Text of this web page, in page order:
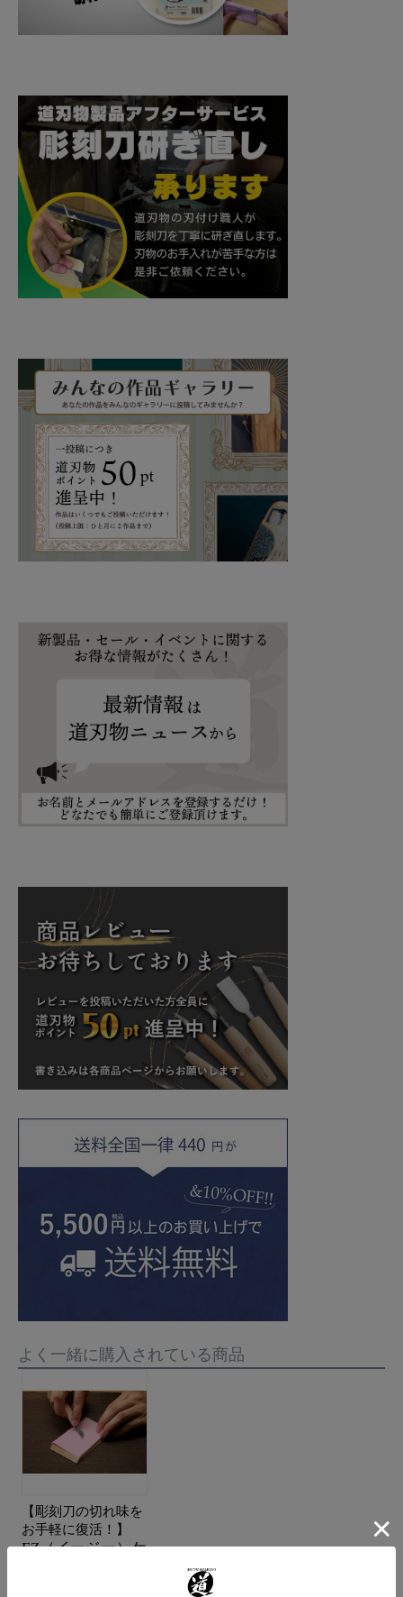
よく一緒に購入されている商品
【彫刻刀の切れ味を
お手軽に復活！】
EZ（イージー）ケ